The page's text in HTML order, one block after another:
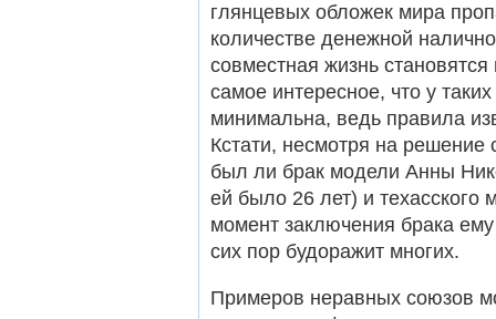
глянцевых обложек мира
количестве денежной
совместная жизнь
самое интересное, что у
минимальна, ведь правила
Кстати, несмотря на решение
был ли брак модели Анны
ей было 26 лет) и
момент заключения брака
сих пор будоражит многих.
Примеров неравных союзов